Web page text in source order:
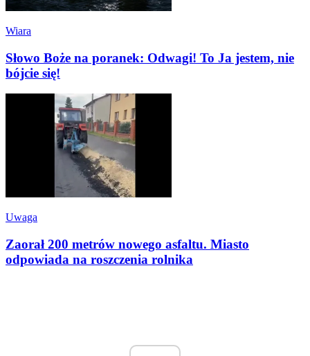
Wiara
Słowo Boże na poranek: Odwagi! To Ja jestem, nie
bójcie się!
Uwaga
Zaorał 200 metrów nowego asfaltu. Miasto
odpowiada na roszczenia rolnika